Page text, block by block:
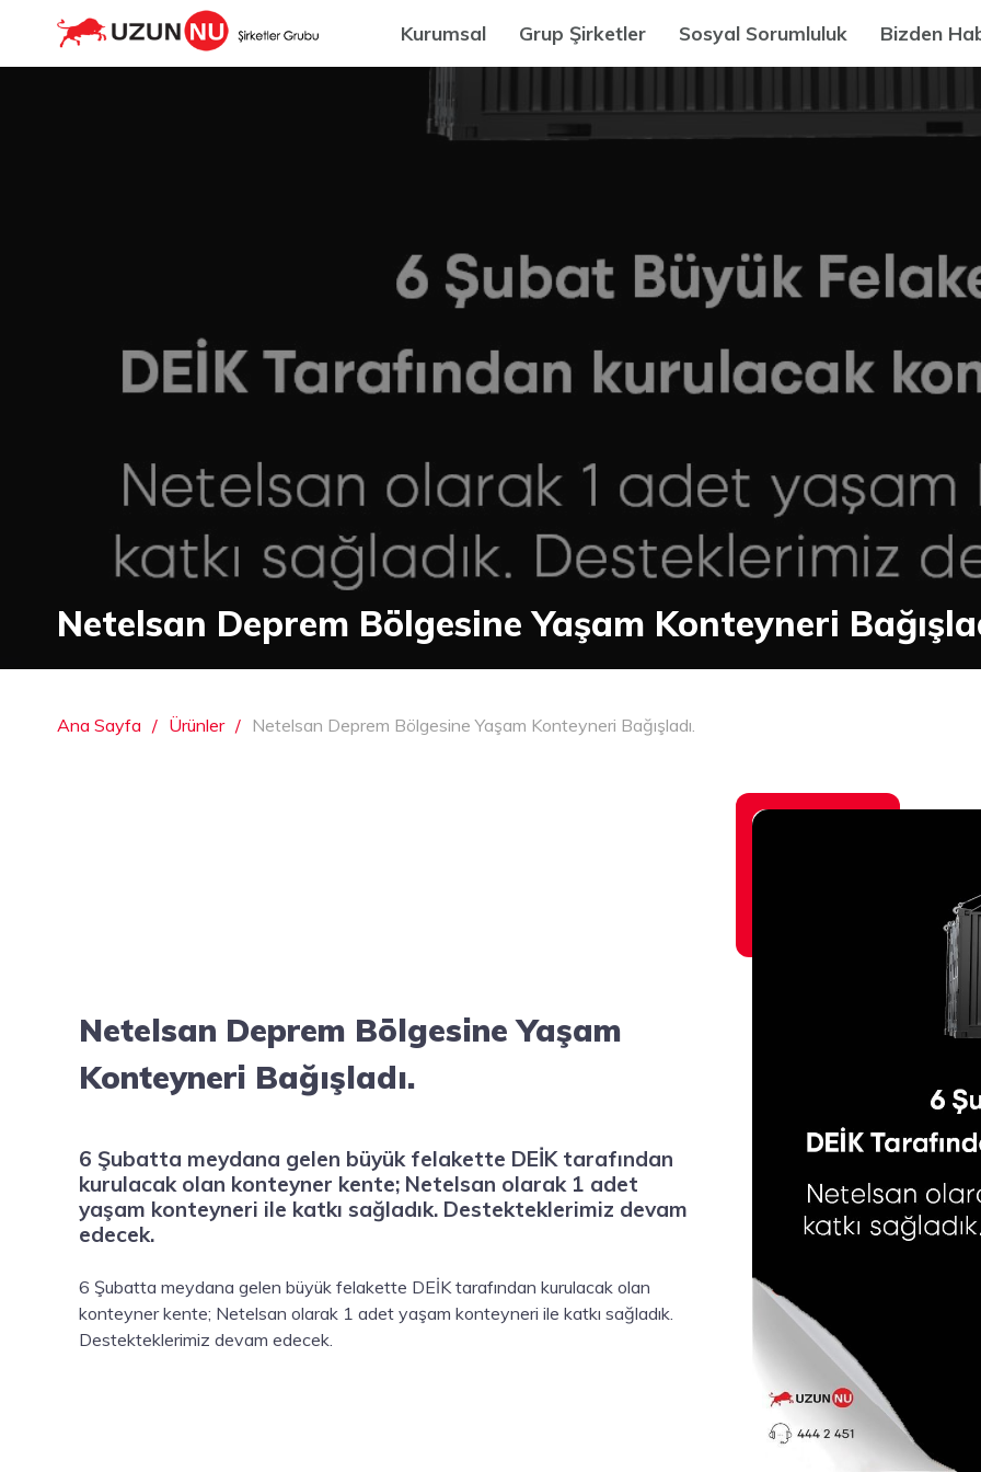
Kurumsal Grup Şirketler Sosyal Sorumluluk Bizden
Netelsan Deprem Bölgesine Yaşam Konteyneri
Ana Sayfa Ürünler Netelsan Deprem Bölgesine Yaşam Konteyneri Bağışladı.
Netelsan Deprem Bölgesine Yaşam
Konteyneri Bağışladı.
6 Şubatta meydana gelen büyük felakette DEİK tarafından
kurulacak olan konteyner kente; Netelsan olarak 1 adet
yaşam konteyneri ile katkı sağladık. Destekteklerimiz devam
edecek.
6 Şubatta meydana gelen büyük felakette DEİK tarafından kurulacak olan
konteyner kente; Netelsan olarak 1 adet yaşam konteyneri ile katkı sağladık.
Destekteklerimiz devam edecek.